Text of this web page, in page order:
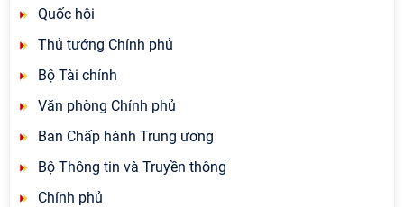
Quốc hội
Thủ tướng Chính phủ
Bộ Tài chính
Văn phòng Chính phủ
Ban Chấp hành Trung ương
Bộ Thông tin và Truyền thông
Chính phủ